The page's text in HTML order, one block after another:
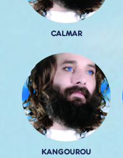
CALMAR
KANGOUROU